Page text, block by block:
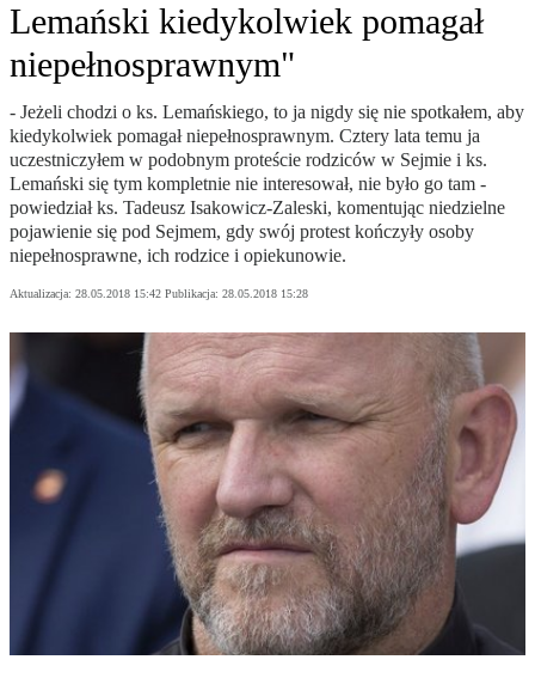
Lemański kiedykolwiek pomagał
niepełnosprawnym"
- Jeżeli chodzi o ks. Lemańskiego, to ja nigdy się nie spotkałem, aby
kiedykolwiek pomagał niepełnosprawnym. Cztery lata temu ja
uczestniczyłem w podobnym proteście rodziców w Sejmie i ks.
Lemański się tym kompletnie nie interesował, nie było go tam -
powiedział ks. Tadeusz Isakowicz-Zaleski, komentując niedzielne
pojawienie się pod Sejmem, gdy swój protest kończyły osoby
niepełnosprawne, ich rodzice i opiekunowie.
Aktualizacja: 28.05.2018 15:42 Publikacja: 28.05.2018 15:28